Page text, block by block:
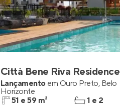
Città Bene Riva Residence
Lançamento em Ouro Preto, Belo
Horizonte
51 e 59 m²
1 e 2